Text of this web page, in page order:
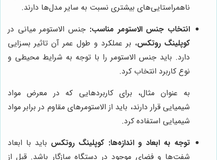
ناهمراستایی‌های بیشتری نسبت به سایر مدل‌ها دارند.
انتخاب جنس الاستومر مناسب: جنس الاستومر میانی در
کوپلینگ روتکس، بر عملکرد و طول عمر آن تاثیر بسزایی
دارد. باید جنس الاستومر را با توجه به شرایط محیطی و
نوع کاربرد انتخاب کرد.
به عنوان مثال، برای کاربردهایی که در معرض مواد
شیمیایی قرار دارند، باید از الاستومرهای مقاوم در برابر مواد
شیمیایی استفاده کرد.
توجه به ابعاد و اندازه‌ها: کوپلینگ روتکس باید با ابعاد
شفت‌ها و فضای موجود در دستگاه سازگار باشد. قبل از